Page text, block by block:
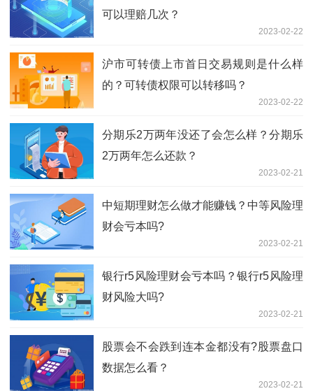
可以理赔几次？
2023-02-22
沪市可转债上市首日交易规则是什么样
的？可转债权限可以转移吗？
2023-02-22
分期乐2万两年没还了会怎么样？分期乐
2万两年怎么还款？
2023-02-21
中短期理财怎么做才能赚钱？中等风险理
财会亏本吗?
2023-02-21
银行r5风险理财会亏本吗？银行r5风险理
财风险大吗?
2023-02-21
股票会不会跌到连本金都没有?股票盘口
数据怎么看？
2023-02-21